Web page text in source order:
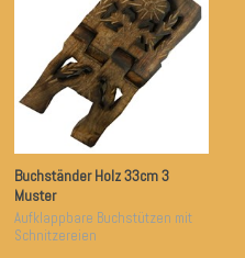
Buchständer Holz 33cm 3
Muster
Aufklappbare Buchstützen mit
Schnitzereien